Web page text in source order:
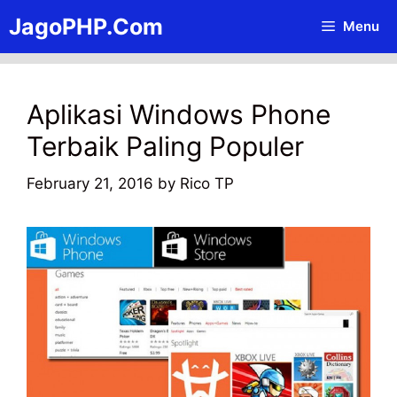
to
content
JagoPHP.Com Menu
Aplikasi Windows Phone
Terbaik Paling Populer
February 21, 2016 by Rico TP